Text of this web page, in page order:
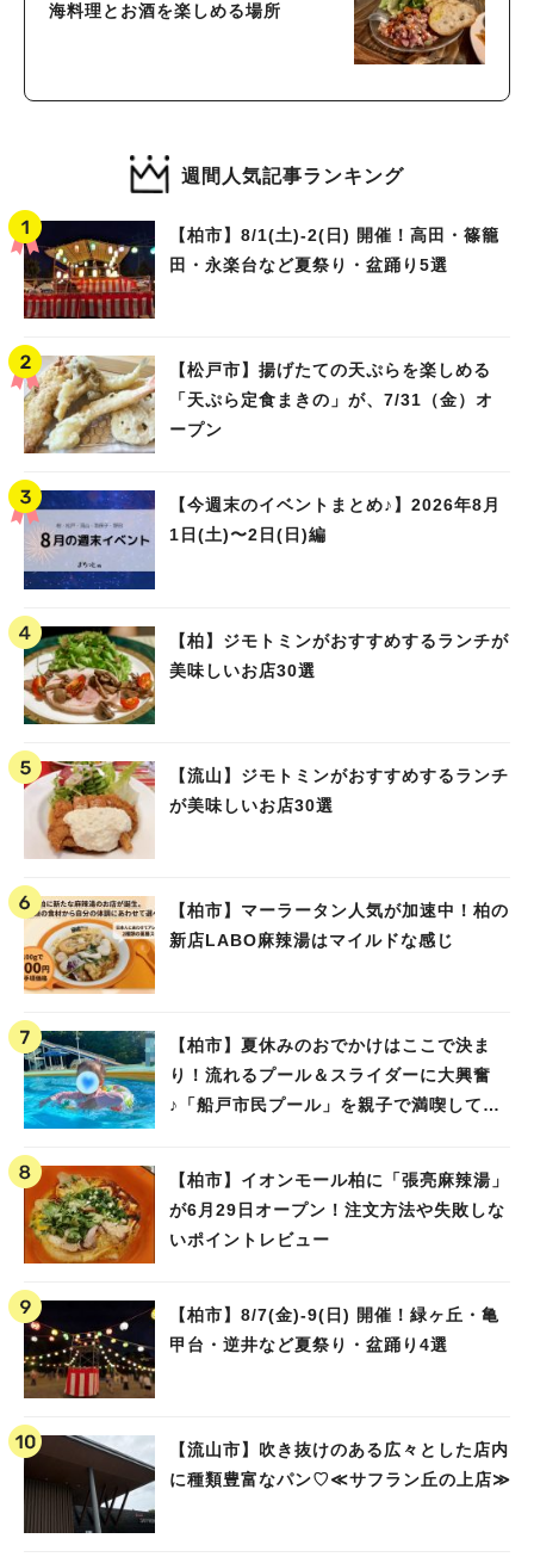
海料理とお酒を楽しめる場所
週間人気記事ランキング
【柏市】8/1(土)‐2(日) 開催！高田・篠籠
田・永楽台など夏祭り・盆踊り5選
【松戸市】揚げたての天ぷらを楽しめる
「天ぷら定食まきの」が、7/31（金）オ
ープン
【今週末のイベントまとめ♪】2026年8月
1日(土)〜2日(日)編
【柏】ジモトミンがおすすめするランチが
美味しいお店30選
【流山】ジモトミンがおすすめするランチ
が美味しいお店30選
【柏市】マーラータン人気が加速中！柏の
新店LABO麻辣湯はマイルドな感じ
【柏市】夏休みのおでかけはここで決ま
り！流れるプール＆スライダーに大興奮
♪「船戸市民プール」を親子で満喫してき
【柏市】イオンモール柏に「張亮麻辣湯」
が6月29日オープン！注文方法や失敗しな
いポイントレビュー
【柏市】8/7(金)‐9(日) 開催！緑ヶ丘・亀
甲台・逆井など夏祭り・盆踊り4選
【流山市】吹き抜けのある広々とした店内
に種類豊富なパン♡≪サフラン丘の上店≫